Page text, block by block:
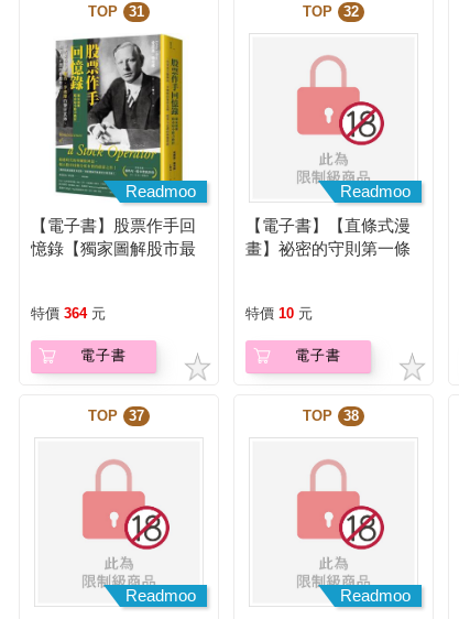
TOP 31
Readmoo
【電子書】股票作手回
憶錄【獨家圖解股市最
特價 364 元
電子書
TOP 32
Readmoo
【電子書】【直條式漫
畫】祕密的守則第一條
特價 10 元
電子書
TOP 37
Readmoo
TOP 38
Readmoo